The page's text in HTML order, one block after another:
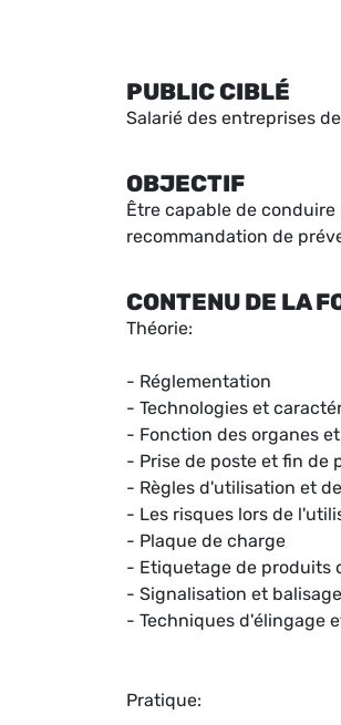
PUBLIC CIBLÉ
Salarié des entreprises
OBJECTIF
Être capable de
recommandation de
CONTENU DE LA
Théorie:
- Réglementation
- Technologies et
- Fonction des organes
- Prise de poste et fin de
- Règles d'utilisation et
- Les risques lors de
- Plaque de charge
- Etiquetage de produits
- Signalisation et balisage
- Techniques d'élingage
Pratique: